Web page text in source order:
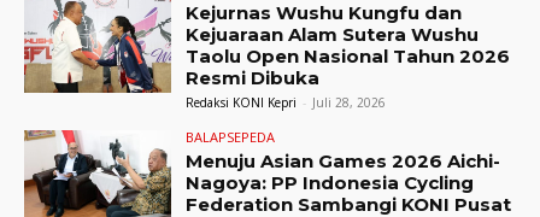
Kejurnas Wushu Kungfu dan
Kejuaraan Alam Sutera Wushu
Taolu Open Nasional Tahun 2026
Resmi Dibuka
Redaksi KONI Kepri - Juli 28, 2026
BALAPSEPEDA
Menuju Asian Games 2026 Aichi-
Nagoya: PP Indonesia Cycling
Federation Sambangi KONI Pusat